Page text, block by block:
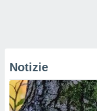
Notizie